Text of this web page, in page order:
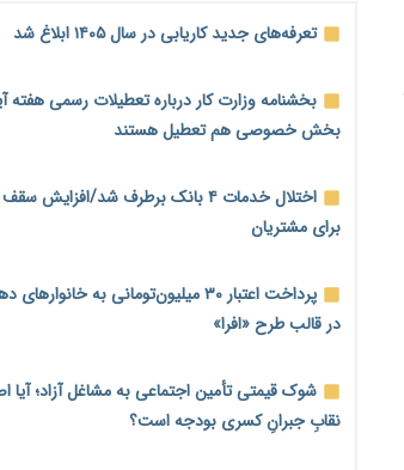
رشد ۷۵ هزار میلیاردی بازار خرید اعتباری؛
احتمال اختلال ۲۴ ساعته در سامانه‌های تأمین اجتماعی
آغاز اجرای پایلوت «ردا کارت» برای دانشجویان
محدودیت تازه برای شبکه بانکی؛ افزایش
کنترل تورم
ترمز تولید خودرو
سایپا و پارس‌خودرو
تعرفه‌های جدید کاریابی در سال ۱۴۰۵ ابلاغ شد
بخشنامه وزارت کار درباره تعطیلات رسمی هفته
بخش خصوصی هم تعطیل هستند
اختلال خدمات ۴ بانک برطرف شد/افزایش
برای مشتریان
پرداخت اعتبار ۳۰ میلیون‌تومانی به
در قالب طرح «افرا»
شوک قیمتی تأمین اجتماعی به مشاغل آزاد؛ آیا
نقابِ جبرانِ کسری بودجه است؟